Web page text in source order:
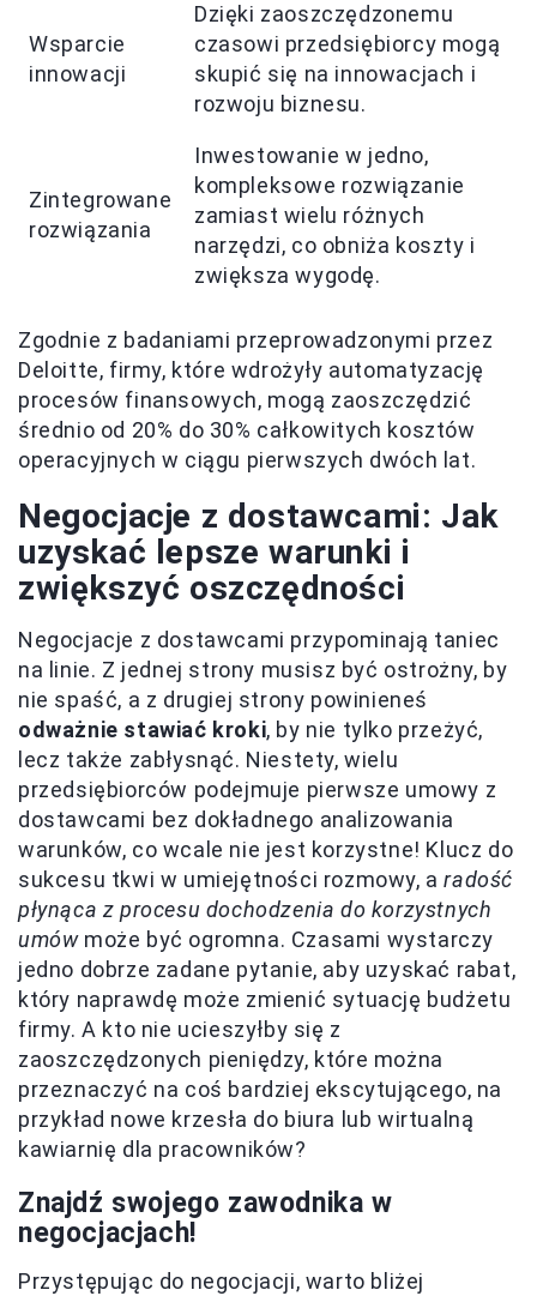
Wsparcie
innowacji
Dzięki zaoszczędzonemu
czasowi przedsiębiorcy mogą
skupić się na innowacjach i
rozwoju biznesu.
Zintegrowane
rozwiązania
Inwestowanie w jedno,
kompleksowe rozwiązanie
zamiast wielu różnych
narzędzi, co obniża koszty i
zwiększa wygodę.
Zgodnie z badaniami przeprowadzonymi przez
Deloitte, firmy, które wdrożyły automatyzację
procesów finansowych, mogą zaoszczędzić
średnio od 20% do 30% całkowitych kosztów
operacyjnych w ciągu pierwszych dwóch lat.
Negocjacje z dostawcami: Jak
uzyskać lepsze warunki i
zwiększyć oszczędności
Negocjacje z dostawcami przypominają taniec
na linie. Z jednej strony musisz być ostrożny, by
nie spaść, a z drugiej strony powinieneś
odważnie stawiać kroki, by nie tylko przeżyć,
lecz także zabłysnąć. Niestety, wielu
przedsiębiorców podejmuje pierwsze umowy z
dostawcami bez dokładnego analizowania
warunków, co wcale nie jest korzystne! Klucz do
sukcesu tkwi w umiejętności rozmowy, aradość
płynąca z procesu dochodzenia do korzystnych
umówmoże być ogromna. Czasami wystarczy
jedno dobrze zadane pytanie, aby uzyskać rabat,
który naprawdę może zmienić sytuację budżetu
firmy. A kto nie ucieszyłby się z
zaoszczędzonych pieniędzy, które można
przeznaczyć na coś bardziej ekscytującego, na
przykład nowe krzesła do biura lub wirtualną
kawiarnię dla pracowników?
Znajdź swojego zawodnika w
negocjacjach!
Przystępując do negocjacji, warto bliżej